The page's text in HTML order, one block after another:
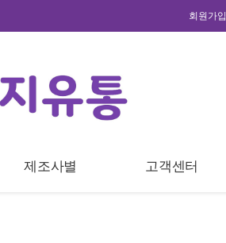
회원가입
제조사별 고객센터